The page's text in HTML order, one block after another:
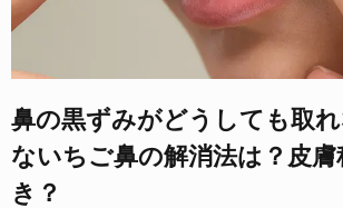
鼻の黒ずみがどうしても取
ないちご鼻の解消法は？皮
き？